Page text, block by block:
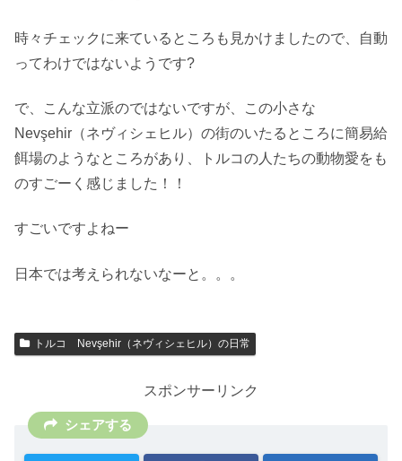
時々チェックに来ているところも見かけましたので、自動
ってわけではないようです?
で、こんな立派のではないですが、この小さな
Nevşehir（ネヴィシェヒル）の街のいたるところに簡易給
餌場のようなところがあり、トルコの人たちの動物愛をも
のすごーく感じました！！
すごいですよねー
日本では考えられないなーと。。。
トルコ Nevşehir（ネヴィシェヒル）の日常
スポンサーリンク
シェアする